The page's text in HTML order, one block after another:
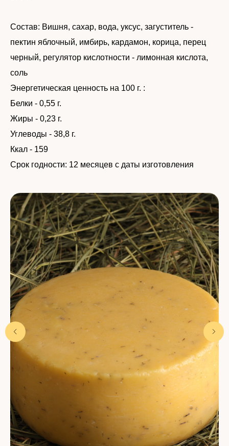
Состав: Вишня, сахар, вода, уксус, загуститель -
пектин яблочный, имбирь, кардамон, корица, перец
черный, регулятор кислотности - лимонная кислота,
соль
Энергетическая ценность на 100 г. :
Белки - 0,55 г.
Жиры - 0,23 г.
Углеводы - 38,8 г.
Ккал - 159
Срок годности: 12 месяцев с даты изготовления
Стоимость